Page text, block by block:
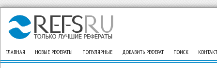
ГЛАВНАЯ НОВЫЕ РЕФЕРАТЫ ПОПУЛЯРНЫЕ ДОБАВИТЬ РЕФЕРАТ ПОИСК